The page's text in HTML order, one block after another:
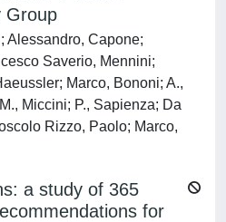
Group
Alessandro, Capone;
Saverio, Mennini;
Marco, Bononi; A.,
Miccini; P., Sapienza; Da
Rizzo, Paolo; Marco,
a study of 365
for